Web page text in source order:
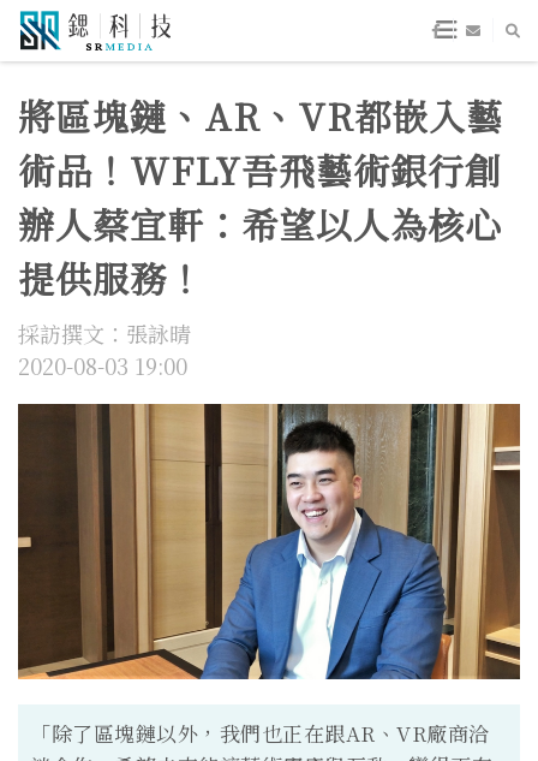
將區塊鏈、AR、VR都嵌入藝
術品！WFLY吾飛藝術銀行創
辦人蔡宜軒：希望以人為核心
提供服務！
採訪撰文：張詠晴
2020-08-03 19:00
「除了區塊鏈以外，我們也正在跟AR、VR廠商洽